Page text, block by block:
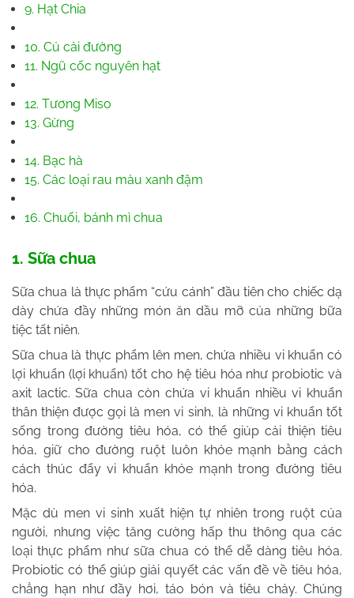
9. Hạt Chia
10. Củ cải đường
11. Ngũ cốc nguyên hạt
12. Tương Miso
13. Gừng
14. Bạc hà
15. Các loại rau màu xanh đậm
16. Chuối, bánh mì chua
1. Sữa chua
Sữa chua là thực phẩm “cứu cánh” đầu tiên cho chiếc dạ
dày chứa đầy những món ăn dầu mỡ của những bữa
tiệc tất niên.
Sữa chua là thực phẩm lên men, chứa nhiều vi khuẩn có
lợi khuẩn (lợi khuẩn) tốt cho hệ tiêu hóa như probiotic và
axit lactic. Sữa chua còn chứa vi khuẩn nhiều vi khuẩn
thân thiện được gọi là men vi sinh, là những vi khuẩn tốt
sống trong đường tiêu hóa, có thể giúp cải thiện tiêu
hóa, giữ cho đường ruột luôn khỏe mạnh bằng cách
cách thúc đẩy vi khuẩn khỏe mạnh trong đường tiêu
hóa.
Mặc dù men vi sinh xuất hiện tự nhiên trong ruột của
người, nhưng việc tăng cường hấp thu thông qua các
loại thực phẩm như sữa chua có thể dễ dàng tiêu hóa.
Probiotic có thể giúp giải quyết các vấn đề về tiêu hóa,
chẳng hạn như đầy hơi, táo bón và tiêu chảy. Chúng